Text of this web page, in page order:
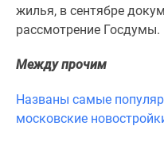
Медиа
Новости
Мнение
Аналитика
рынка
жилья, в сентябре
рассмотрение Госдумы.
Между прочим
Названы самые
московские